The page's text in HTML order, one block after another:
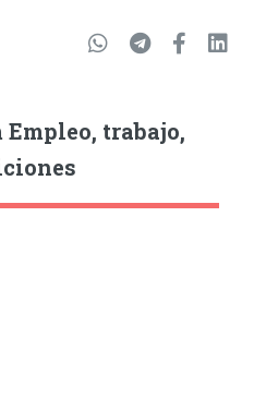
trabajo,